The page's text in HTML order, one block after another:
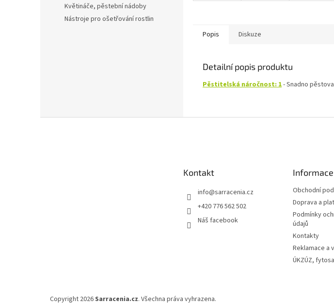
Květináče, pěstební nádoby
Nástroje pro ošetřování rostlin
Popis Diskuze
Detailní popis produktu
Pěstitelská náročnost: 1- Snadno
Kontakt
info@sarracenia.cz
+420 776 562 502
Náš facebook
Obchodní
Doprava a
Podmínky
údajů
Kontakty
Reklamace a
ÚKZÚZ,
Copyright 2026Sarracenia.cz. Všechna práva vyhrazena.